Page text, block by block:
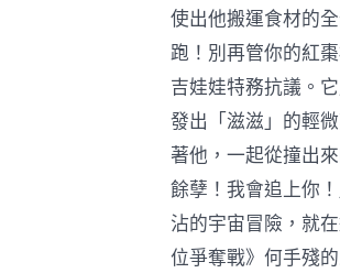
使出他搬運食材的
跑！別再管你的紅
吉娃娃特務抗議。
發出「滋滋」的輕
著他，一起從撞出
餘孽！我會追上你
沾的宇宙冒險，就
位爭奪戰》何手殘